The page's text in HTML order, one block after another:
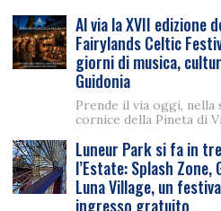
Al via la XVII edizione
Fairylands Celtic
giorni di musica,
Guidonia
Prende il via oggi, nella
cornice della Pineta di
Luneur Park si fa in
l’Estate: Splash Zone,
Luna Village, un
ingresso gratuito